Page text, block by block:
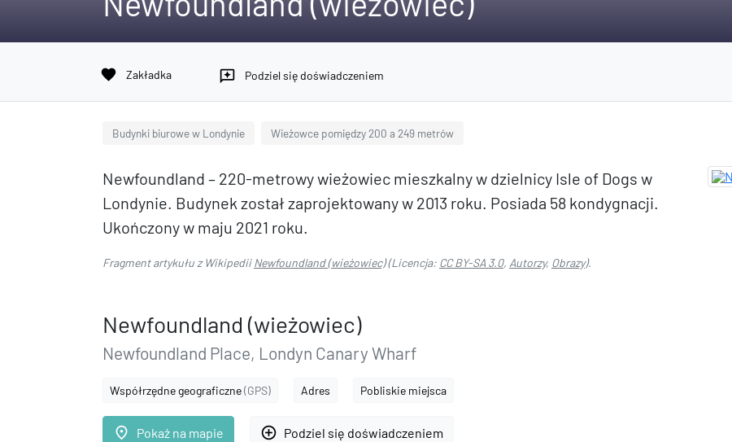
favorite Zakładka reviews Podziel się doświadczeniem
Budynki biurowe w Londynie Wieżowce pomiędzy 200 a 249 metrów
Newfoundland – 220-metrowy wieżowiec mieszkalny w dzielnicy Isle of Dogs w
Londynie. Budynek został zaprojektowany w 2013 roku. Posiada 58 kondygnacji.
Ukończony w maju 2021 roku.
Fragment artykułu z WikipediiNewfoundland (wieżowiec)(Licencja: CC BY-SA 3.0, Autorzy, Obrazy).
Newfoundland (wieżowiec)
Newfoundland Place, Londyn Canary Wharf
Współrzędne geograficzne(GPS) Adres Pobliskie miejsca
place Pokaż na mapie add_circle_outline Podziel się doświadczeniem